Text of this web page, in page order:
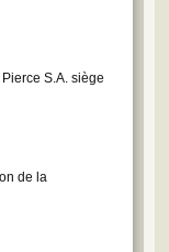
S.A. siège
de la